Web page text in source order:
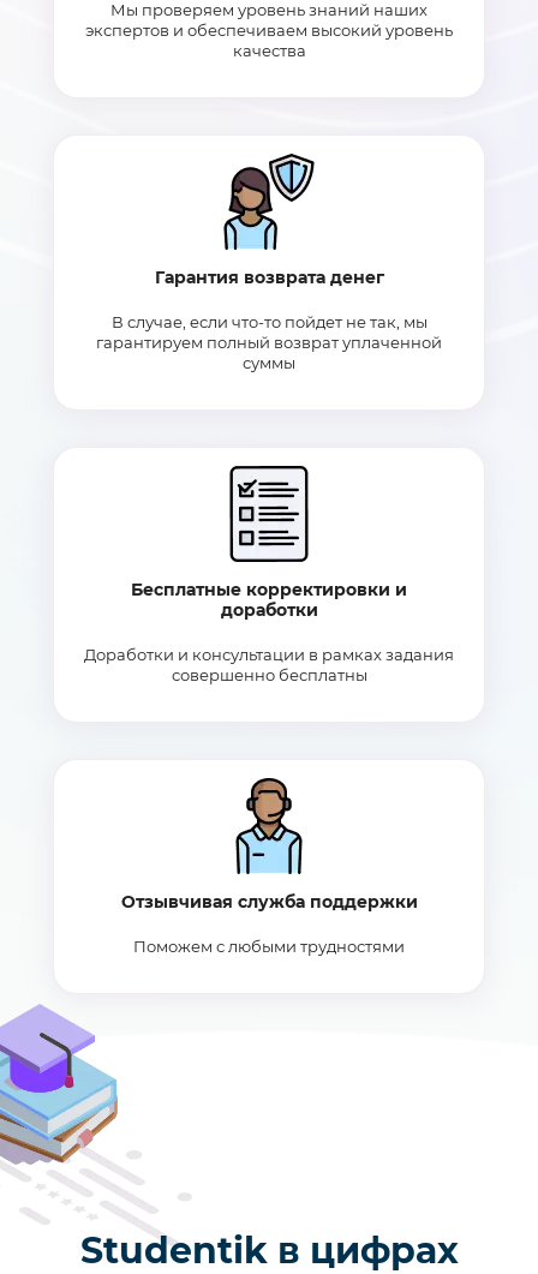
Мы проверяем уровень знаний наших
экспертов и обеспечиваем высокий уровень
качества
Гарантия возврата денег
В случае, если что-то пойдет не так, мы
гарантируем полный возврат уплаченной
суммы
Бесплатные корректировки и
доработки
Доработки и консультации в рамках задания
совершенно бесплатны
Отзывчивая служба поддержки
Поможем с любыми трудностями
Studentik в цифрах